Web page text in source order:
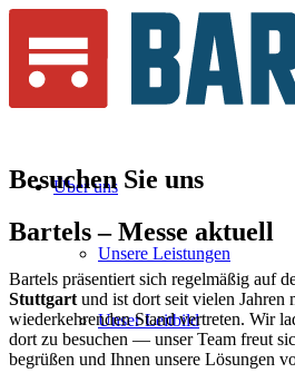
Über uns
Unsere Leistungen
Unser Leitbild
Besuchen Sie uns
Bartels – Messe aktuell
Bartels präsentiert sich regelmäßig auf
Stuttgart und ist dort seit vielen Jahren
wiederkehrenden Stand vertreten. Wir
dort zu besuchen — unser Team freut
begrüßen und Ihnen unsere Lösungen